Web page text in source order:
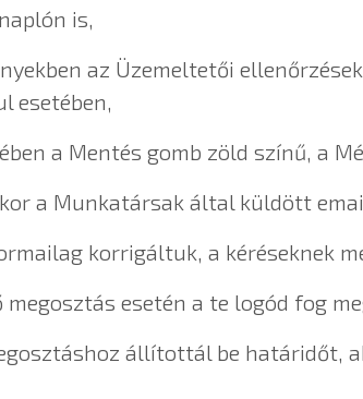
is,
az Üzemeltetői
esetében,
a Mentés gomb zöld színű, a
a Munkatársak által küldött
korrigáltuk, a kéréseknek
esetén a te logód fog
állítottál be határidőt,